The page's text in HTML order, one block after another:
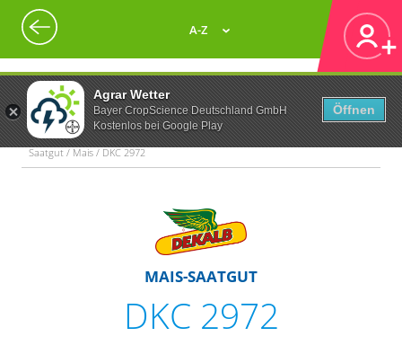
Agrar Wetter
Bayer CropScience Deutschland GmbH
Kostenlos bei Google Play
Öffnen
A-Z
Saatgut / Mais / DKC 2972
MAIS-SAATGUT
DKC 2972